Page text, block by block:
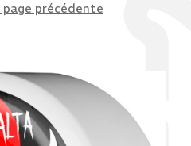
page précédente